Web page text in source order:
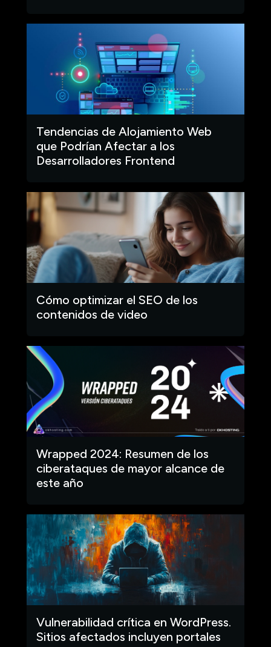
Tendencias de Alojamiento Web
que Podrían Afectar a los
Desarrolladores Frontend
Cómo optimizar el SEO de los
contenidos de video
Wrapped 2024: Resumen de los
ciberataques de mayor alcance de
este año
Vulnerabilidad crítica en WordPress.
Sitios afectados incluyen portales